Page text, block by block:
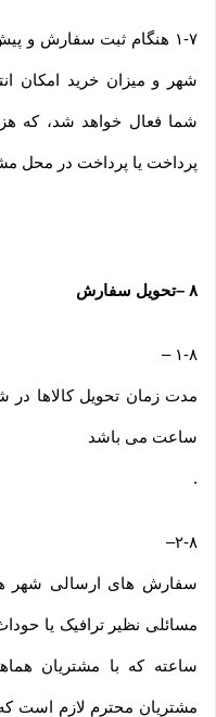
۱-۷ هنگام ثبت سفارش و
شهر و میزان خرید امکان
شما فعال خواهد شد، که
پرداخت یا پرداخت در
۸ –تحویل سفارش
۱-۸ –
ساعت می باشد
.
۲-۸–
سفارش های ارسالی شهر
ساعته که با مشتریان
مشتریان محترم لازم است